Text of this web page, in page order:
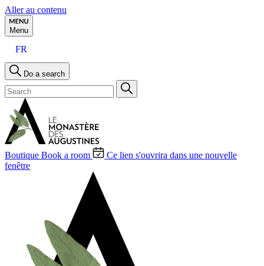
Aller au contenu
Menu
FR
Do a search
Boutique Book a room
Ce lien s'ouvrira dans une nouvelle
fenêtre